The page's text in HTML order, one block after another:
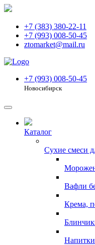
+7 (383) 380-22-11
+7 (993) 008-50-45
ztomarket@mail.ru
+7 (993) 008-50-45
Новосибирск
Каталог
Сухие смеси
Вафли
Крема,
Напитки